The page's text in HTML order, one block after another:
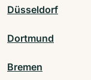
Düsseldorf
Dortmund
Bremen